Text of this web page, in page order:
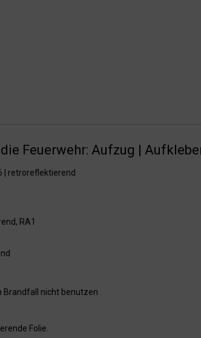
Feuerwehr: Aufzug |
| retroreflektierend
RA1
Brandfall nicht benutzen
Folie.